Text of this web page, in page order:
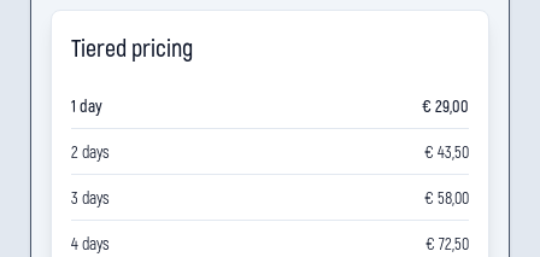
Tiered pricing
1 day € 29,00
2 days € 43,50
3 days € 58,00
4 days € 72,50